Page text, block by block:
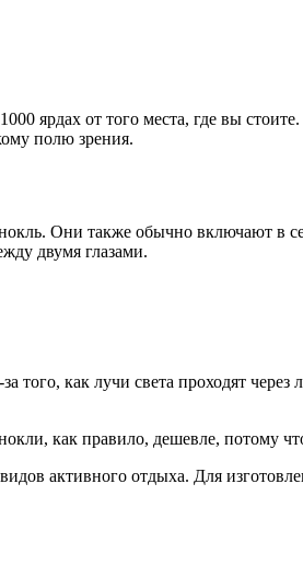
полю зрения.
двумя глазами.
как правило, дешевле, потому
активного отдыха. Для